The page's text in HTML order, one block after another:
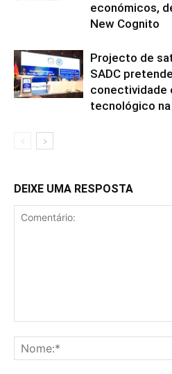
económicos,
New Cognito
Projecto de
SADC
conectividade
tecnológico
DEIXE UMA RESPOSTA